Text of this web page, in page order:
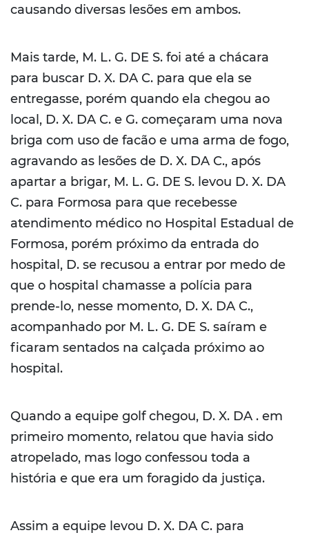
causando diversas lesões em ambos.
Mais tarde, M. L. G. DE S. foi até a chácara
para buscar D. X. DA C. para que ela se
entregasse, porém quando ela chegou ao
local, D. X. DA C. e G. começaram uma nova
briga com uso de facão e uma arma de fogo,
agravando as lesões de D. X. DA C., após
apartar a brigar, M. L. G. DE S. levou D. X. DA
C. para Formosa para que recebesse
atendimento médico no Hospital Estadual de
Formosa, porém próximo da entrada do
hospital, D. se recusou a entrar por medo de
que o hospital chamasse a polícia para
prende-lo, nesse momento, D. X. DA C.,
acompanhado por M. L. G. DE S. saíram e
ficaram sentados na calçada próximo ao
hospital.
Quando a equipe golf chegou, D. X. DA . em
primeiro momento, relatou que havia sido
atropelado, mas logo confessou toda a
história e que era um foragido da justiça.
Assim a equipe levou D. X. DA C. para